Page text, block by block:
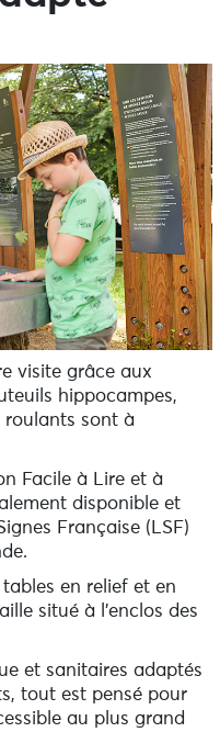
visite grâce aux
hippocampes,
roulants sont à
Facile à Lire et à
disponible et
Française (LSF)
en relief et en
situé à l’enclos des
et sanitaires adaptés
tout est pensé pour
au plus grand